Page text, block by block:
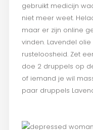
gebruikt medicijn
niet meer weet.
maar er zijn online
vinden. Lavendel
rusteloosheid. Zet
doe 2 druppels op
of iemand je wil
paar druppels